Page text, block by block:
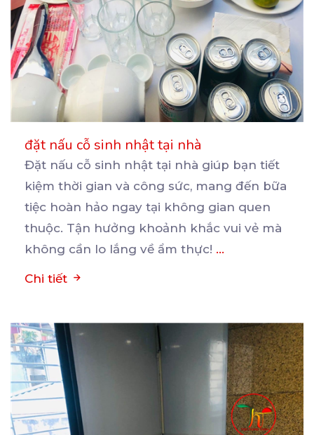
đặt nấu cỗ sinh nhật tại nhà
Đặt nấu cỗ sinh nhật tại nhà giúp bạn tiết
kiệm thời gian và công sức, mang đến bữa
tiệc hoàn hảo ngay tại không gian quen
thuộc. Tận hưởng khoảnh khắc vui vẻ mà
không cần lo lắng về ẩm thực! ...
Chi tiết